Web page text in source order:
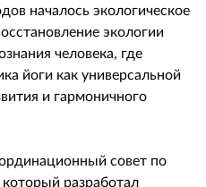
началось экологическое
экологии
человека, где
йоги как универсальной
и гармоничного
совет по
разработал